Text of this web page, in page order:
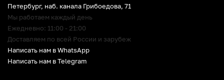
Петербург, наб. канала Грибоедова, 71
Мы работаем каждый день
Ежедневно: 11:00 - 21:00
Доставляем по всей России и зарубеж
Написать нам в WhatsApp
Написать нам в Telegram